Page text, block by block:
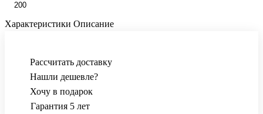
200
Характеристики Описание
Рассчитать доставку
Нашли дешевле?
Хочу в подарок
Гарантия 5 лет